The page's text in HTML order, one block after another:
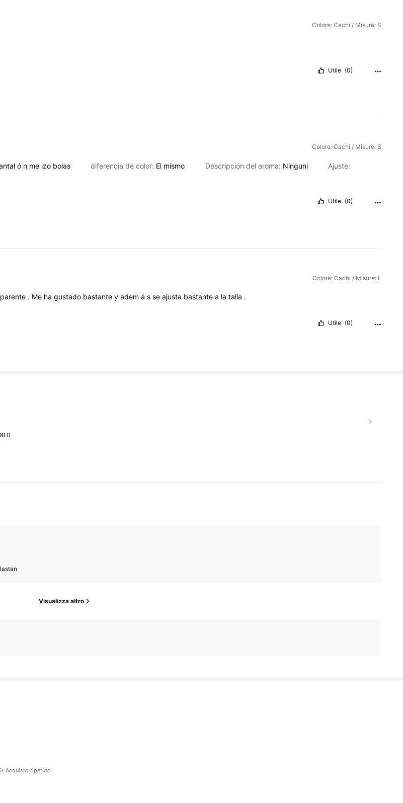
Colore: Cachi / Misure: S
Utile (0)
Colore: Cachi / Misure: S
ó n me izo bolas diferencia de color: El mismo Descripción del aroma: Ninguni
Ajuste:
Utile (0)
Colore: Cachi / Misure: L
. Me ha gustado bastante y adem á s se ajusta bastante a la talla .
Utile (0)
Visualizza altro
Acquisto ripetuto